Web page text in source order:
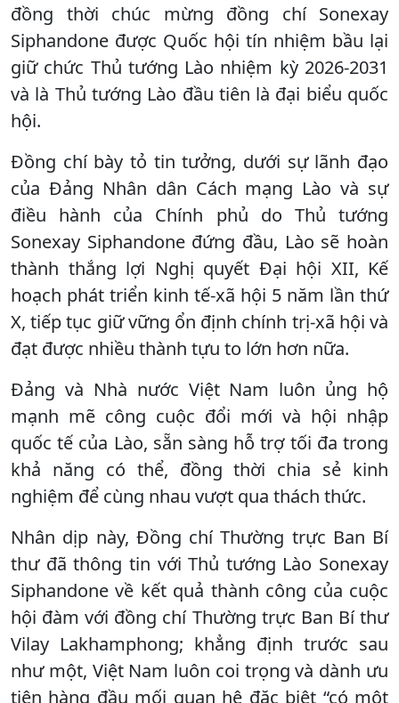
đồng thời chúc mừng đồng chí Sonexay
Siphandone được Quốc hội tín nhiệm bầu lại
giữ chức Thủ tướng Lào nhiệm kỳ 2026-2031
và là Thủ tướng Lào đầu tiên là đại biểu quốc
hội.
Đồng chí bày tỏ tin tưởng, dưới sự lãnh đạo
của Đảng Nhân dân Cách mạng Lào và sự
điều hành của Chính phủ do Thủ tướng
Sonexay Siphandone đứng đầu, Lào sẽ hoàn
thành thắng lợi Nghị quyết Đại hội XII, Kế
hoạch phát triển kinh tế-xã hội 5 năm lần thứ
X, tiếp tục giữ vững ổn định chính trị-xã hội và
đạt được nhiều thành tựu to lớn hơn nữa.
Đảng và Nhà nước Việt Nam luôn ủng hộ
mạnh mẽ công cuộc đổi mới và hội nhập
quốc tế của Lào, sẵn sàng hỗ trợ tối đa trong
khả năng có thể, đồng thời chia sẻ kinh
nghiệm để cùng nhau vượt qua thách thức.
Nhân dịp này, Đồng chí Thường trực Ban Bí
thư đã thông tin với Thủ tướng Lào Sonexay
Siphandone về kết quả thành công của cuộc
hội đàm với đồng chí Thường trực Ban Bí thư
Vilay Lakhamphong; khẳng định trước sau
như một, Việt Nam luôn coi trọng và dành ưu
tiên hàng đầu mối quan hệ đặc biệt “có một